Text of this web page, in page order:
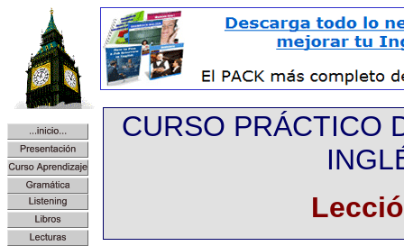
CURSO PRÁCTICO